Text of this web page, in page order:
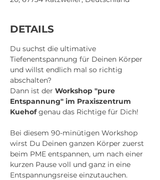
DETAILS
Du suchst die ultimative
Tiefenentspannung für Deinen Körper
und willst endlich mal so richtig
abschalten?
Dann ist der Workshop "pure
Entspannung" im Praxiszentrum
Kuehof genau das Richtige für Dich!
Bei diesem 90-minütigen Workshop
wirst Du Deinen ganzen Körper zuerst
beim PME entspannen, um nach einer
kurzen Pause voll und ganz in eine
Entspannungsreise einzutauchen.